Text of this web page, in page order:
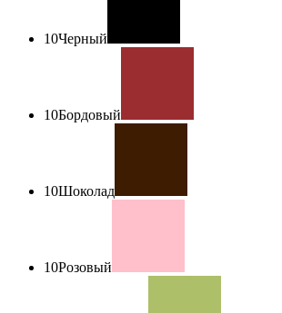
10Черный
10Бордовый
10Шоколад
10Розовый